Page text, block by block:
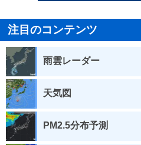
注目のコンテンツ
雨雲レーダー
天気図
PM2.5分布予測